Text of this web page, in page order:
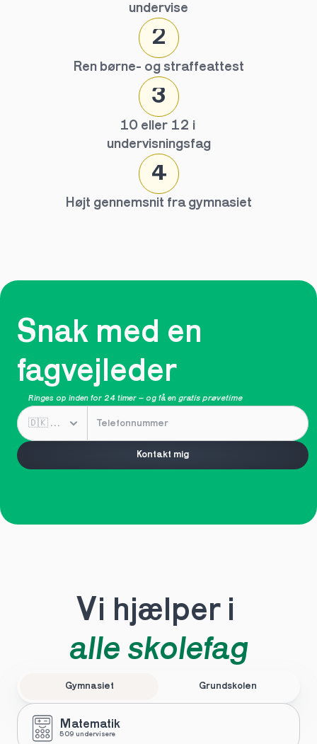
undervise
2
Ren børne- og straffeattest
3
10 eller 12 i
undervisningsfag
4
Højt gennemsnit fra gymnasiet
Snak med en
fagvejleder
Ringes op inden for 24 timer – og få en gratis prøvetime
Kontakt mig
Vi hjælper i
alle skolefag
Gymnasiet Grundskolen
Matematik
509 undervisere